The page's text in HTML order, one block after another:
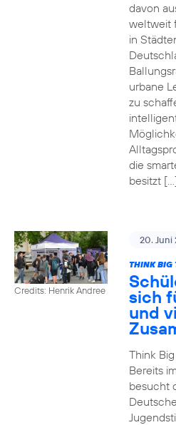
davon
weltweit
in
urbane
zu
die
besitzt
Credits: Henrik Andree
20. Juni
THINK BIG
sich
und
Think
Bereits
besucht